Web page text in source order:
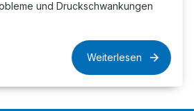
und Druckschwankungen
Weiterlesen